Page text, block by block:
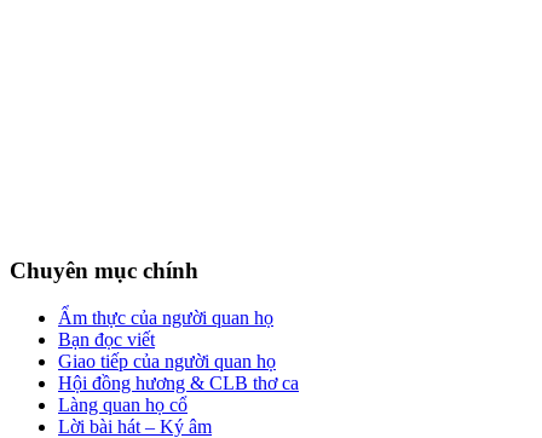
Chuyên mục chính
Ẩm thực của người quan họ
Bạn đọc viết
Giao tiếp của người quan họ
Hội đồng hương & CLB thơ ca
Làng quan họ cổ
Lời bài hát – Ký âm